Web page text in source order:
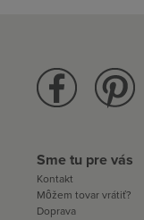
Sme tu pre vás
Kontakt
Môžem tovar vrátiť?
Doprava